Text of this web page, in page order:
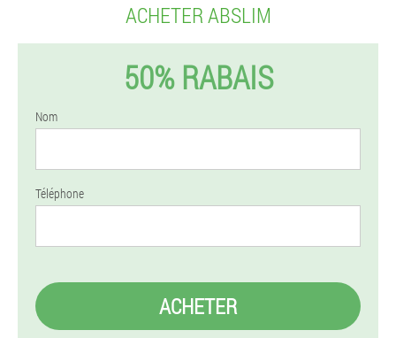
ACHETER ABSLIM
50% RABAIS
Nom
Téléphone
ACHETER